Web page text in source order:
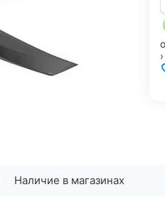
›
Наличие в магазинах